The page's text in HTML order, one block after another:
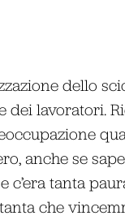
dello
dei lavoratori.
anche se
c’era tanta
che